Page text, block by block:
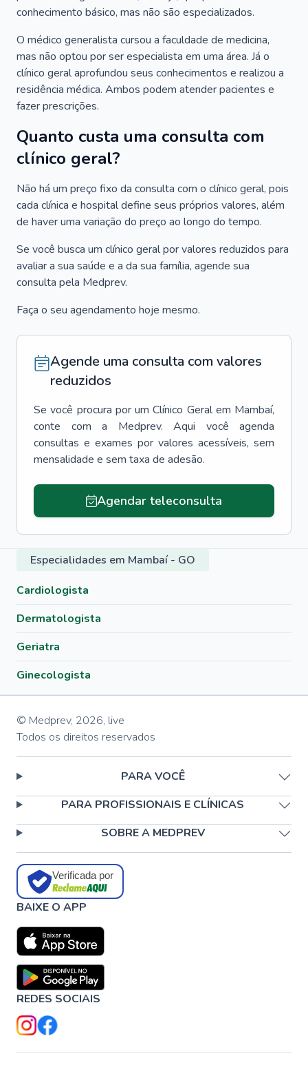
conhecimento básico, mas não são especializados.
O médico generalista cursou a faculdade de medicina,
mas não optou por ser especialista em uma área. Já o
clínico geral aprofundou seus conhecimentos e realizou a
residência médica. Ambos podem atender pacientes e
fazer prescrições.
Quanto custa uma consulta com
clínico geral?
Não há um preço fixo da consulta com o clínico geral, pois
cada clínica e hospital define seus próprios valores, além
de haver uma variação do preço ao longo do tempo.
Se você busca um clínico geral por valores reduzidos para
avaliar a sua saúde e a da sua família, agende sua
consulta pela Medprev.
Faça o seu agendamento hoje mesmo.
Agende uma consulta com valores
reduzidos
Se você procura por um Clínico Geral em Mambaí,
conte com a Medprev. Aqui você agenda
consultas e exames por valores acessíveis, sem
mensalidade e sem taxa de adesão.
Agendar teleconsulta
Especialidades em Mambaí - GO
Cardiologista
Dermatologista
Geriatra
Ginecologista
© Medprev, 2026, live
Todos os direitos reservados
PARA VOCÊ
PARA PROFISSIONAIS E CLÍNICAS
SOBRE A MEDPREV
Verificada por
BAIXE O APP
REDES SOCIAIS